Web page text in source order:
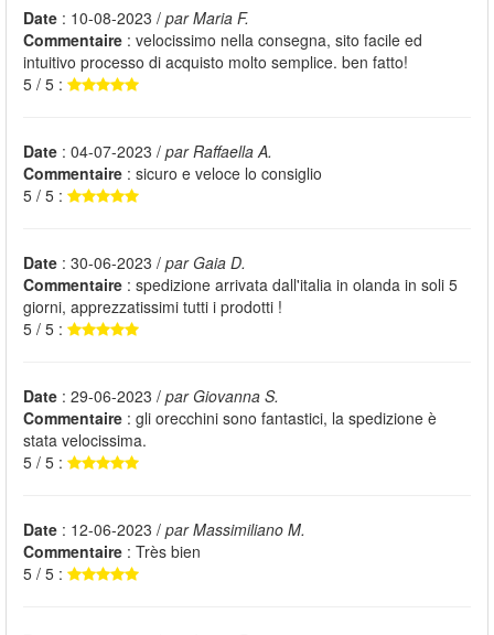
Date : 10-08-2023 / par Maria F.
Commentaire : velocissimo nella consegna, sito facile ed
intuitivo processo di acquisto molto semplice. ben fatto!
5 / 5 :
Date : 04-07-2023 / par Raffaella A.
Commentaire : sicuro e veloce lo consiglio
5 / 5 :
Date : 30-06-2023 / par Gaia D.
Commentaire : spedizione arrivata dall'italia in olanda in soli 5
giorni, apprezzatissimi tutti i prodotti !
5 / 5 :
Date : 29-06-2023 / par Giovanna S.
Commentaire : gli orecchini sono fantastici, la spedizione è
stata velocissima.
5 / 5 :
Date : 12-06-2023 / par Massimiliano M.
Commentaire : Très bien
5 / 5 :